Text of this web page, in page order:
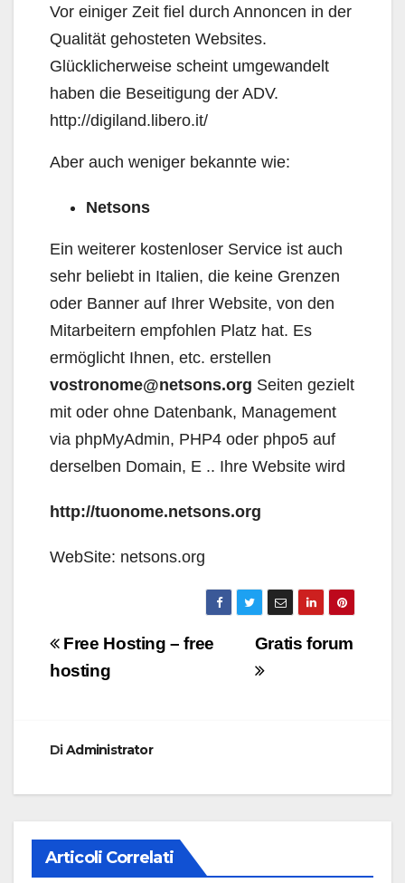
Vor einiger Zeit fiel durch Annoncen in der
Qualität gehosteten Websites.
Glücklicherweise scheint umgewandelt
haben die Beseitigung der ADV.
http://digiland.libero.it/
Aber auch weniger bekannte wie:
Netsons
Ein weiterer kostenloser Service ist auch
sehr beliebt in Italien, die keine Grenzen
oder Banner auf Ihrer Website, von den
Mitarbeitern empfohlen Platz hat. Es
ermöglicht Ihnen, etc. erstellen
vostronome@netsons.org Seiten gezielt
mit oder ohne Datenbank, Management
via phpMyAdmin, PHP4 oder phpo5 auf
derselben Domain, E .. Ihre Website wird
http://tuonome.netsons.org
WebSite: netsons.org
Navigazione
articoli
Gratis forum
Free Hosting – free
hosting
DiAdministrator
Articoli Correlati